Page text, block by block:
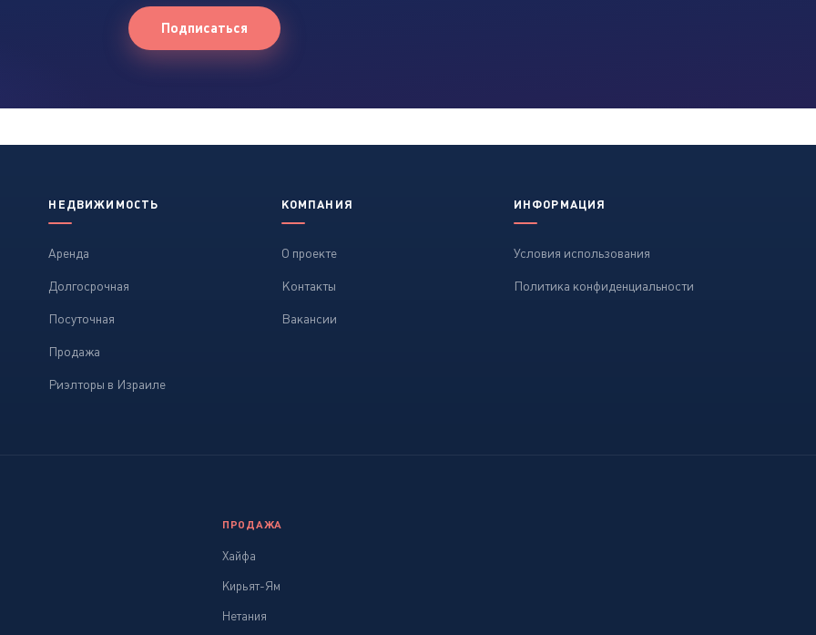
Подписаться
НЕДВИЖИМОСТЬ
Аренда
Долгосрочная
Посуточная
Продажа
Риэлторы в Израиле
КОМПАНИЯ
О проекте
Контакты
Вакансии
ИНФОРМАЦИЯ
Условия использования
Политика конфиденциальности
ПРОДАЖА
Хайфа
Кирьят-Ям
Нетания